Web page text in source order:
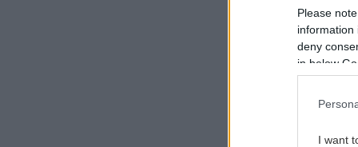
Please
information
deny
in below
I want